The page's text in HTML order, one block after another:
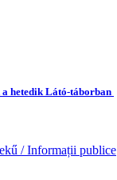
a hetedik Látó-táborban
/ Informații publice